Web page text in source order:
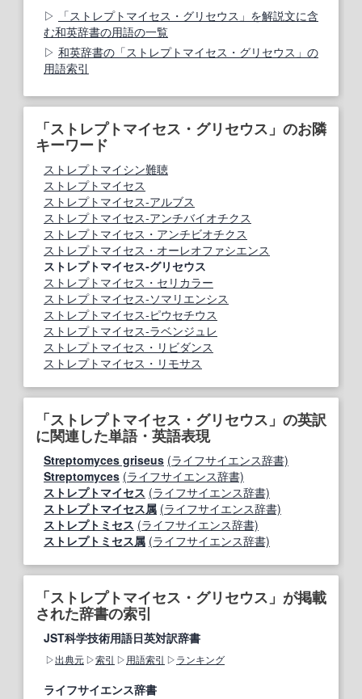
「ストレプトマイセス・グリセウス」を解説文に含
む和英辞書の用語の一覧
和英辞書の「ストレプトマイセス・グリセウス」の
用語索引
「ストレプトマイセス・グリセウス」のお隣
キーワード
ストレプトマイシン難聴
ストレプトマイセス
ストレプトマイセス‐アルブス
ストレプトマイセス‐アンチバイオチクス
ストレプトマイセス・アンチビオチクス
ストレプトマイセス・オーレオファシエンス
ストレプトマイセス‐グリセウス
ストレプトマイセス・セリカラー
ストレプトマイセス‐ソマリエンシス
ストレプトマイセス‐ピウセチウス
ストレプトマイセス‐ラベンジュレ
ストレプトマイセス・リビダンス
ストレプトマイセス・リモサス
「ストレプトマイセス・グリセウス」の英訳
に関連した単語・英語表現
Streptomyces griseus (ライフサイエンス辞書)
Streptomyces (ライフサイエンス辞書)
ストレプトマイセス (ライフサイエンス辞書)
ストレプトマイセス属 (ライフサイエンス辞書)
ストレプトミセス (ライフサイエンス辞書)
ストレプトミセス属 (ライフサイエンス辞書)
「ストレプトマイセス・グリセウス」が掲載
された辞書の索引
JST科学技術用語日英対訳辞書
出典元 索引 用語索引 ランキング
ライフサイエンス辞書